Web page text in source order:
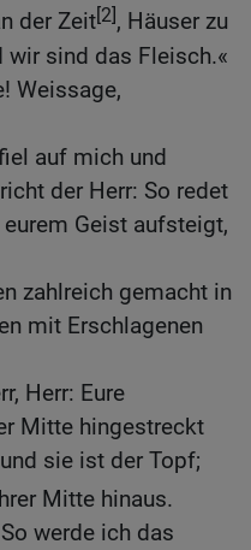
der Zeit[2], Häuser zu
wir sind das Fleisch.«
Weissage,
auf mich und
der Herr: So redet
Geist aufsteigt,
zahlreich gemacht in
mit Erschlagenen
Herr: Eure
Mitte hingestreckt
sie ist der Topf;
Mitte hinaus.
werde ich das